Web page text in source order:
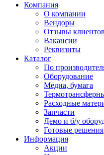
Компания
О компании
Вендоры
Отзывы клиентов
Вакансии
Реквизиты
Каталог
По
Оборудование
Медиа, бумага
Расходные
Запчасти
Демо и б/у
Готовые решения
Информация
Акции